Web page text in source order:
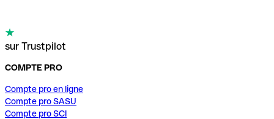
sur Trustpilot
COMPTE PRO
Compte pro en ligne
Compte pro SASU
Compte pro SCI